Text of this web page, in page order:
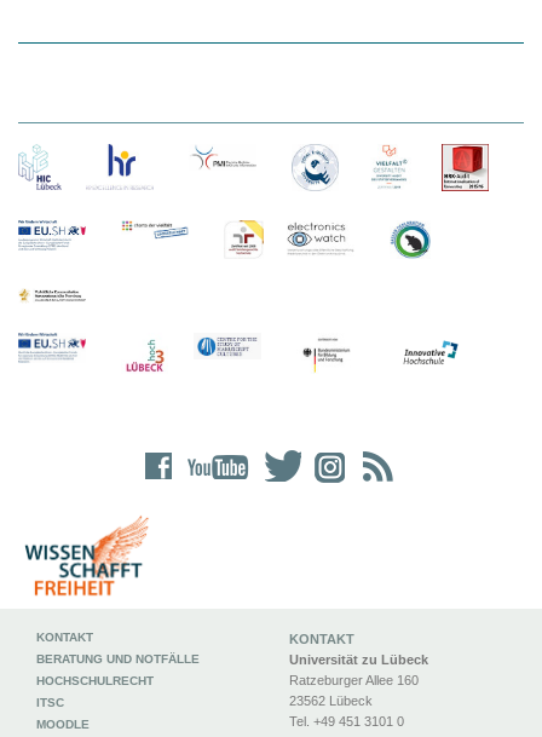
KONTAKT
Universität zu Lübeck
Ratzeburger Allee 160
23562 Lübeck
Tel. +49 451 3101 0
KONTAKT
BERATUNG UND NOTFÄLLE
HOCHSCHULRECHT
ITSC
MOODLE